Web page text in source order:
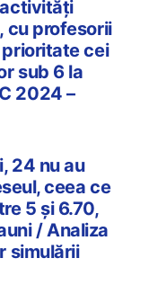
cu profesorii
cei
sub 6 la
2024 –
24 nu au
ceea ce
5 și 6.70,
/ Analiza
simulării